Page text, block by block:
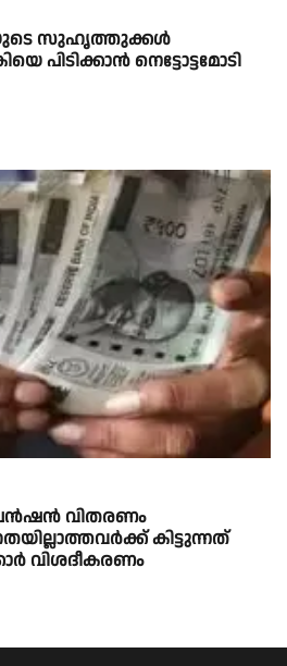
സുഹൃത്തുക്കൾ
പിടിക്കാൻ നെട്ടോട്ടമോടി
വിതരണം
കിട്ടുന്നത്
വിശദീകരണം